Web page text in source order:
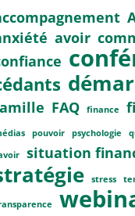
avoir
FAQ finance
pouvoir psychologie
situation
stress